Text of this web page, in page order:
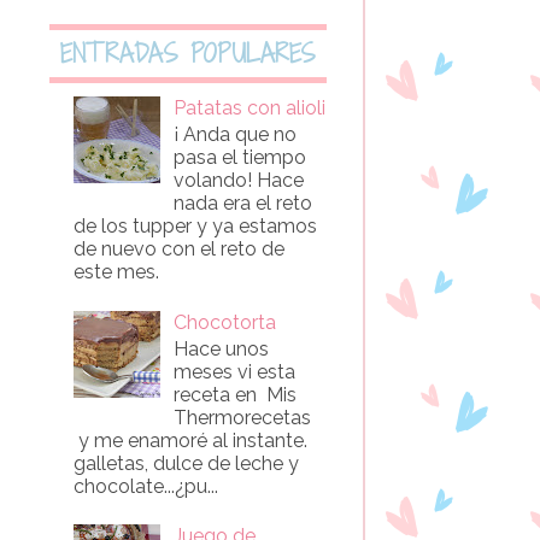
ENTRADAS POPULARES
Patatas con alioli
¡ Anda que no
pasa el tiempo
volando! Hace
nada era el reto
de los tupper y ya estamos
de nuevo con el reto de
este mes.
Chocotorta
Hace unos
meses vi esta
receta en Mis
Thermorecetas
y me enamoré al instante.
galletas, dulce de leche y
chocolate...¿pu...